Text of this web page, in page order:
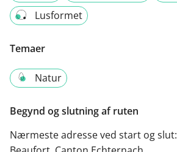
Lusformet
Temaer
Natur
Begynd og slutning af ruten
Nærmeste adresse ved start og slut: